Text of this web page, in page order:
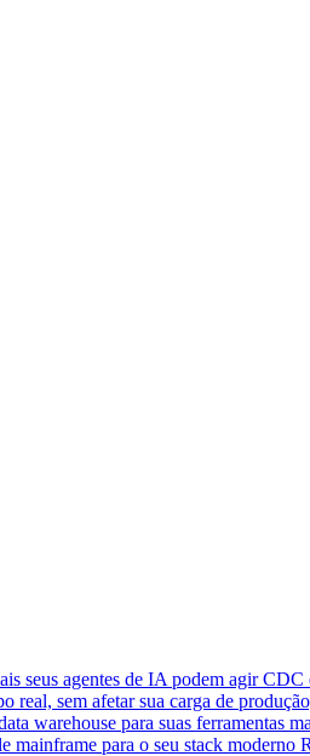
seus agentes de IA podem agir CDC
real, sem afetar sua carga de
warehouse para suas ferramentas
mainframe para o seu stack moderno